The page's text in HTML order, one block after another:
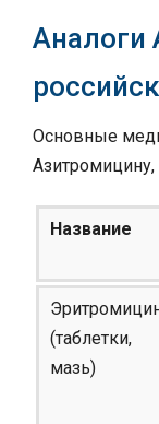
Аналоги
Основные
Азитромицину,
Название
(таблетки,
мазь)